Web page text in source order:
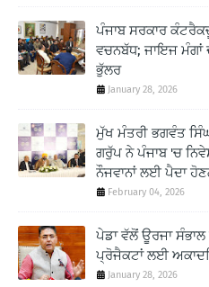
ਪੰਜਾਬ ਸਰਕਾਰ
ਵਚਨਬੱਧ; ਜਾਇਜ ਮੰਗਾਂ
ਭੁੱਲਰ
January 28, 2026
ਮੁੱਖ ਮੰਤਰੀ ਭਗਵੰਤ
ਗਰੁੱਪ ਨੇ ਪੰਜਾਬ 'ਚ
ਨੌਜਵਾਨਾਂ ਲਈ ਪੈਦਾ
February 04, 2026
ਪੇਡਾ ਵੱਲੋਂ ਊਰਜਾ
ਪ੍ਰੋਜੈਕਟਾਂ ਲਈ
January 28, 2026